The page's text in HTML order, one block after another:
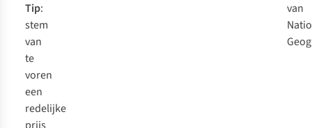
Tip:
stem
van
te
voren
een
redelijke
van